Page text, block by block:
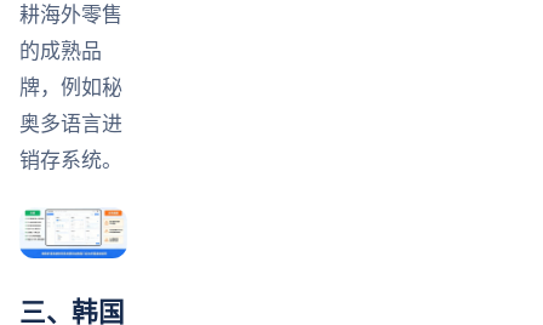
耕海外零售
的成熟品
牌，例如秘
奥多语言进
销存系统。
三、韩国